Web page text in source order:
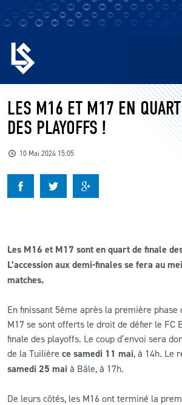
EQUIPES
BILLETTERIE
KIDS
RESTAURATION
CONTACT
ACTUALITÉS
LES M16 ET M17 EN
DES PLAYOFFS !
10 Mai 2024 15:05
Les M16 et M17 sont en quart de finale
L’accession aux demi-finales se fera au
matches.
En finissant 5ème après la première phase
M17 se sont offerts le droit de défier le FC
finale des playoffs. Le coup d’envoi sera
de la Tuilière ce samedi 11 mai, à 14h. Le
samedi 25 mai à Bâle, à 17h.
De leurs côtés, les M16 ont terminé la